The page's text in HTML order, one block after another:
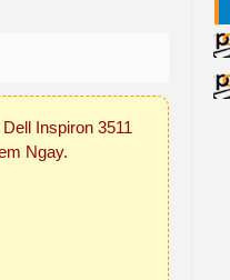
Inspiron 3511
Ngay.